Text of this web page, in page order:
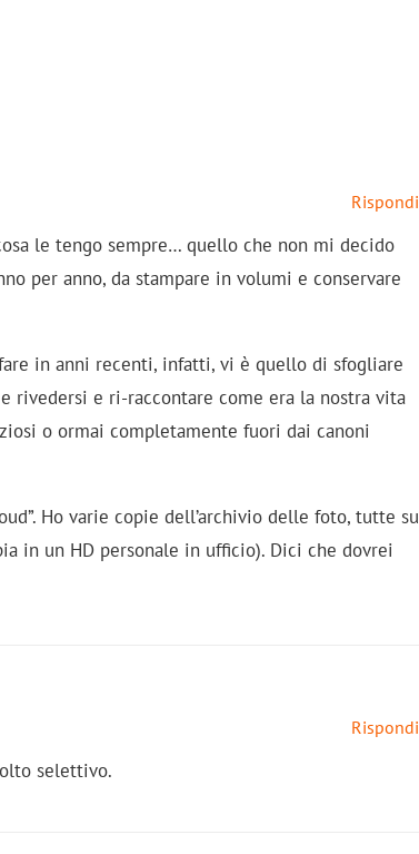
Rispondi
le tengo sempre… quello che non mi decido
per anno, da stampare in volumi e conservare
in anni recenti, infatti, vi è quello di sfogliare
rivedersi e ri-raccontare come era la nostra vita
o ormai completamente fuori dai canoni
Ho varie copie dell’archivio delle foto, tutte su
in un HD personale in ufficio). Dici che dovrei
Rispondi
selettivo.